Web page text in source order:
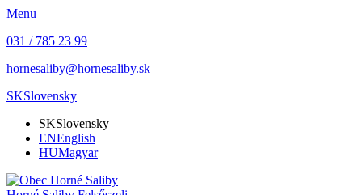
Menu
031 / 785 23 99
hornesaliby@hornesaliby.sk
SKSlovensky
SKSlovensky
ENEnglish
HUMagyar